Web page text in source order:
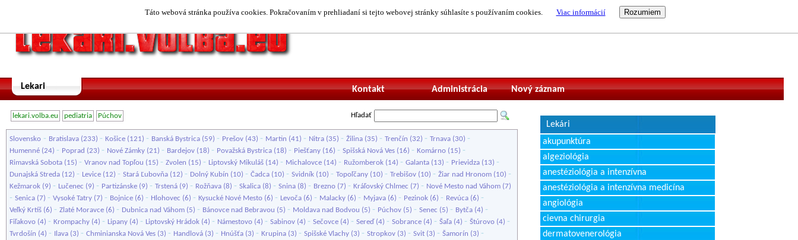
Táto webová stránka používa cookies. Pokračovaním v prehliadaní si tejto webovej stránky súhlasíte s používaním cookies. Viac informácií
Lekari Nový záznam
Administrácia
Kontakt
lekari.volba.eu pediatria Púchov Hľadať
Slovensko - Bratislava (233) - Košice (121) - Banská Bystrica (59) - Prešov (43) - Martin (41) - Nitra (35) - Žilina (35) - Trenčín (32) - Trnava (30) -
Humenné (24) - Poprad (23) - Nové Zámky (21) - Bardejov (18) - Považská Bystrica (18) - Piešťany (16) - Spišská Nová Ves (16) - Komárno (15) -
Rimavská Sobota (15) - Vranov nad Topľou (15) - Zvolen (15) - Liptovský Mikuláš (14) - Michalovce (14) - Ružomberok (14) - Galanta (13) - Prievidza (13) -
Dunajská Streda (12) - Levice (12) - Stará Ľubovňa (12) - Dolný Kubín (10) - Čadca (10) - Svidník (10) - Topoľčany (10) - Trebišov (10) - Žiar nad Hronom (10) -
Kežmarok (9) - Lučenec (9) - Partizánske (9) - Trstená (9) - Rožňava (8) - Skalica (8) - Snina (8) - Brezno (7) - Kráľovský Chlmec (7) - Nové Mesto nad Váhom (7)
- Senica (7) - Vysoké Tatry (7) - Bojnice (6) - Hlohovec (6) - Kysucké Nové Mesto (6) - Levoča (6) - Malacky (6) - Myjava (6) - Pezinok (6) - Revúca (6) -
Veľký Krtíš (6) - Zlaté Moravce (6) - Dubnica nad Váhom (5) - Bánovce nad Bebravou (5) - Moldava nad Bodvou (5) - Púchov (5) - Senec (5) - Bytča (4) -
Fiľakovo (4) - Krompachy (4) - Lipany (4) - Liptovský Hrádok (4) - Námestovo (4) - Sabinov (4) - Sečovce (4) - Sereď(4) - Sobrance (4) - Šaľa (4) - Štúrovo (4) -
Tvrdošín (4) - Ilava (3) - Chminianska Nová Ves (3) - Handlová (3) - Hnúšťa (3) - Krupina (3) - Spišské Vlachy (3) - Stropkov (3) - Svit (3) - Šamorín (3) -
Lekári
akupunktúra
algeziológia
anestéziológia a intenzívna
anestéziológia a intenzívna medicína
angiológia
cievna chirurgia
dermatovenerológia